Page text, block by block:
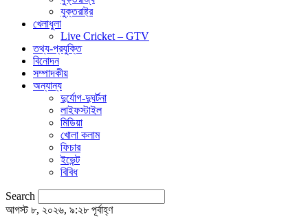
যুক্তরাষ্ট্র
খেলাধুলা
Live Cricket – GTV
তথ্য-প্রযুক্তি
বিনোদন
সম্পাদকীয়
অন্যান্য
দুর্যোগ-দুঘর্টনা
লাইফস্টাইল
মিডিয়া
খোলা কলাম
ফিচার
ইভেন্ট
বিবিধ
Search
আগস্ট ৮, ২০২৬, ৯:২৮ পূর্বাহ্ণ